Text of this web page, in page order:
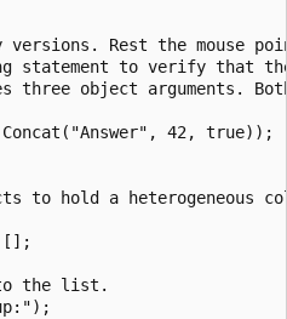
versions. Rest the mouse
statement to verify that
object arguments.
42, true));
to hold a heterogeneous
[];
the list.